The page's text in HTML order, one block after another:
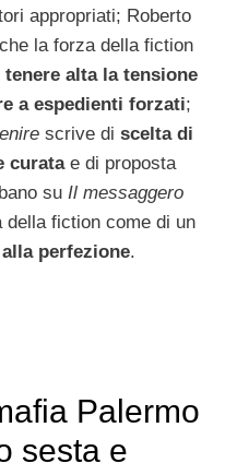
appropriati; Roberto
la forza della fiction
alta la tensione
a espedienti forzati;
scrive di scelta di
curatae di proposta
su Il messaggero
della fiction come di un
perfezione.
Palermo
sesta e